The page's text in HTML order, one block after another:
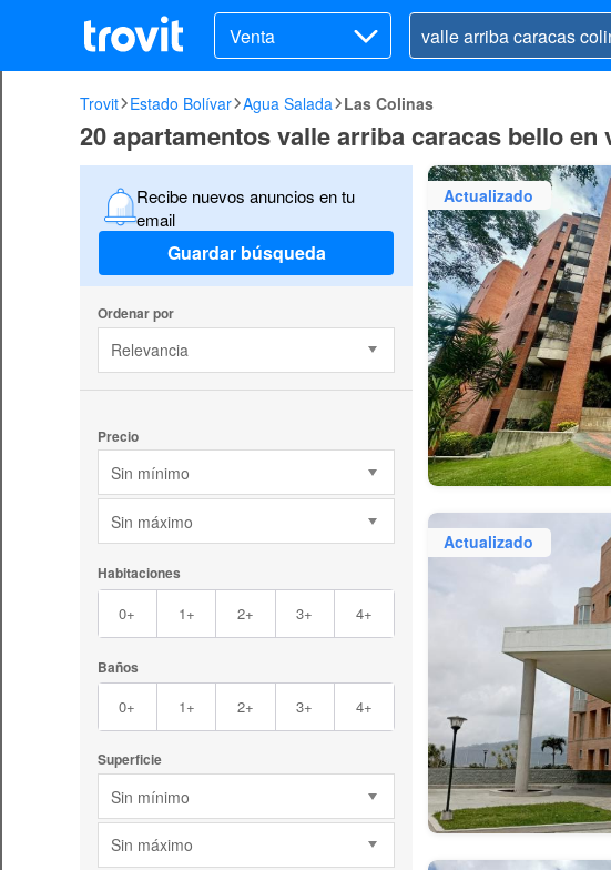
Venta
Trovit Estado Bolívar Agua Salada Las Colinas
20 apartamentos valle arriba caracas bello en
Recibe nuevos anuncios en tu
email
Guardar búsqueda
Ordenar por
Relevancia
Precio
Sin mínimo
Sin máximo
Habitaciones
0+ 1+ 2+ 3+ 4+
Baños
0+ 1+ 2+ 3+ 4+
Superficie
Sin mínimo
Sin máximo
Actualizado
Actualizado